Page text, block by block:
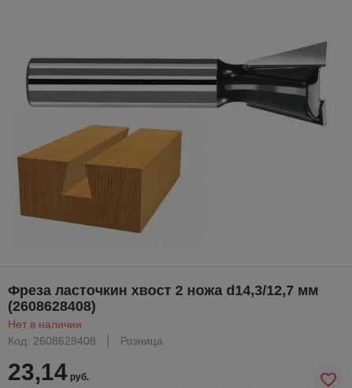
Фреза ласточкин хвост 2 ножа d14,3/12,7 мм
(2608628408)
Нет в наличии
Код: 2608628408
Розница
23,14 руб.